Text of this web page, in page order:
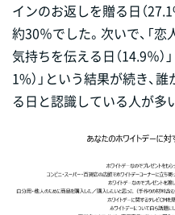
インのお返しを贈る日（
約30％でした。次いで、「
気持ちを伝える日（14.9％）
1%）」という結果が続き、
る日と認識している人が多